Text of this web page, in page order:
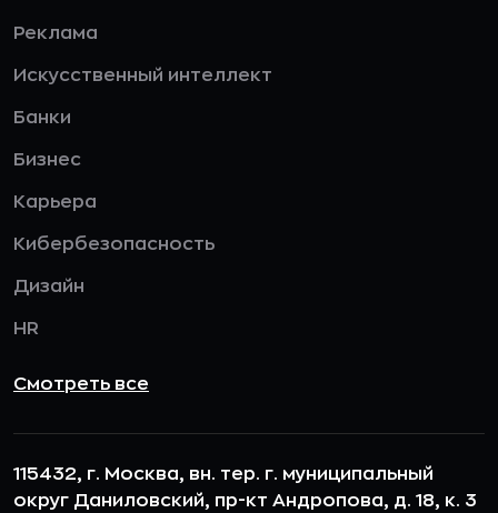
Реклама
Искусственный интеллект
Банки
Бизнес
Карьера
Кибербезопасность
Дизайн
HR
Смотреть все
115432, г. Москва, вн. тер. г. муниципальный
округ Даниловский, пр-кт Андропова, д. 18, к. 3